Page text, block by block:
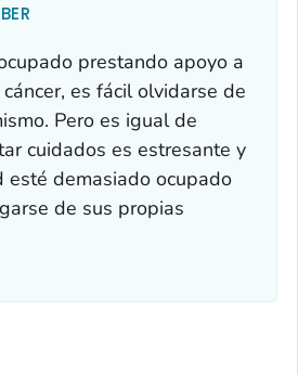
prestando apoyo a
es fácil olvidarse de
Pero es igual de
cuidados es estresante y
esté demasiado ocupado
de sus propias